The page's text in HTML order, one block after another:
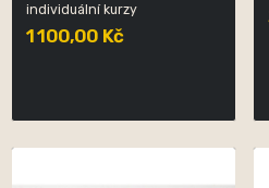
individuální kurzy
1 100,00 Kč